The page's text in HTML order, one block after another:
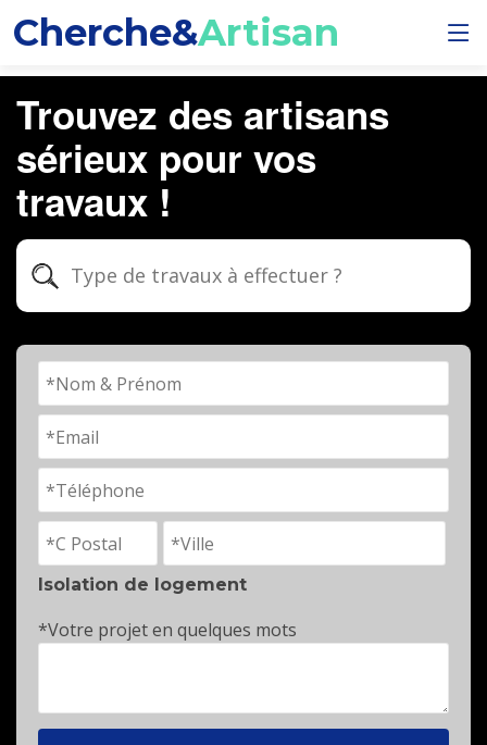
Cherche&Artisan
Trouvez des artisans
sérieux pour vos
travaux !
Isolation de logement
*Votre projet en quelques mots